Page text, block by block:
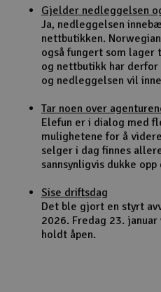
Solenergi
Sparkesykler &
Gavekort
Gjelder nedleggelsen
Ja, nedleggelsen
nettbutikken.
også fungert som lager
og nettbutikk har
og nedleggelsen vil
Tar noen over
Elefun er i dialog med
mulighetene for å
selger i dag finnes
sannsynligvis dukke
Sise driftsdag
Det ble gjort en styrt
2026. Fredag 23.
holdt åpen.